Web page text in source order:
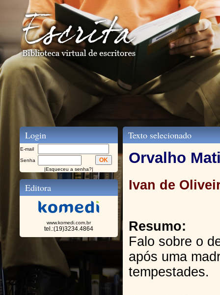
Login
E-mail
Senha
|Esqueceu a senha?|
Editora
www.komedi.com.br
tel.:(19)3234.4864
Texto selecionado
Orvalho
Ivan de
Resumo:
Falo sobre o
após uma
tempestades.